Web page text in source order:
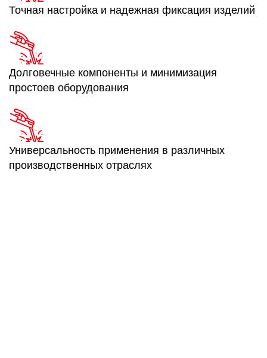
Точная настройка и надежная фиксация изделий
Долговечные компоненты и минимизация
простоев оборудования
Универсальность применения в различных
производственных отраслях